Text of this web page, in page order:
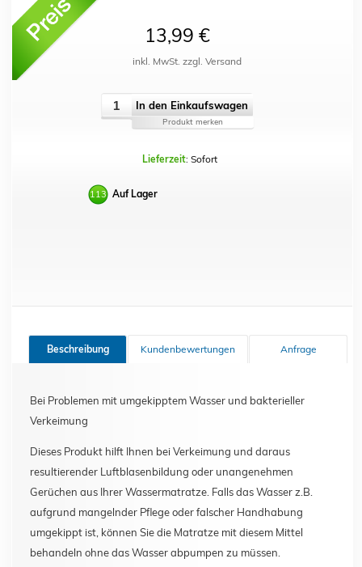
13,99 €
inkl. MwSt. zzgl. Versand
In den Einkaufswagen
Produkt merken
Lieferzeit: Sofort
113 Auf Lager
Beschreibung Kundenbewertungen Anfrage
Bei Problemen mit umgekipptem Wasser und bakterieller
Verkeimung
Dieses Produkt hilft Ihnen bei Verkeimung und daraus
resultierender Luftblasenbildung oder unangenehmen
Gerüchen aus Ihrer Wassermatratze. Falls das Wasser z.B.
aufgrund mangelnder Pflege oder falscher Handhabung
umgekippt ist, können Sie die Matratze mit diesem Mittel
behandeln ohne das Wasser abpumpen zu müssen.